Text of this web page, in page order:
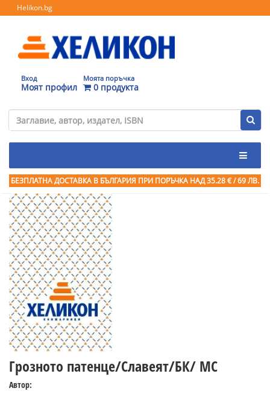
Helikon.bg
Вход
Моят профил
Моята поръчка
0 продукта
БЕЗПЛАТНА ДОСТАВКА В БЪЛГАРИЯ ПРИ ПОРЪЧКА НАД 35.28 € / 69 ЛВ.
Грозното патенце/Славеят/БК/ MC
Автор: